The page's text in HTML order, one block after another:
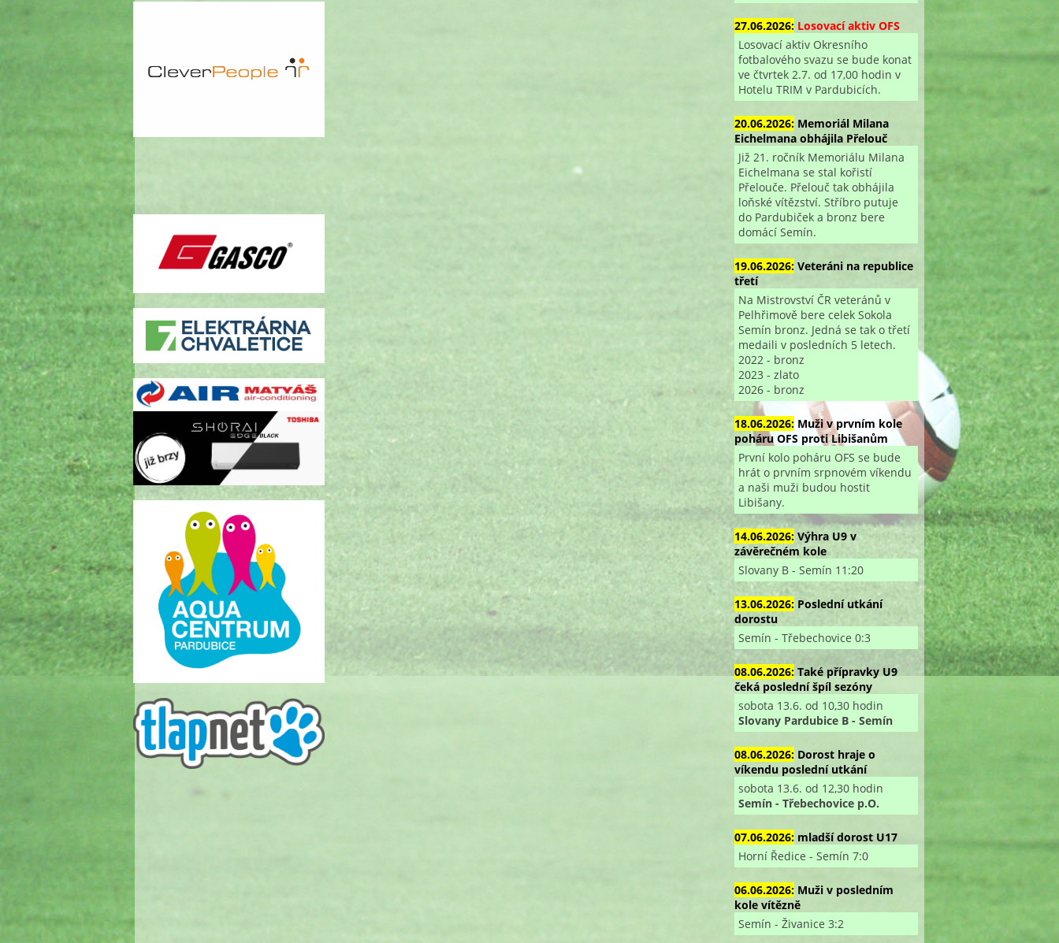
27.06.2026: Losovací aktiv OFS
Losovací aktiv Okresního
fotbalového svazu se bude konat
ve čtvrtek 2.7. od 17,00 hodin v
Hotelu TRIM v Pardubicích.
20.06.2026: Memoriál Milana
Eichelmana obhájila Přelouč
Již 21. ročník Memoriálu Milana
Eichelmana se stal kořistí
Přelouče. Přelouč tak obhájila
loňské vítězství. Stříbro putuje
do Pardubiček a bronz bere
domácí Semín.
19.06.2026: Veteráni na republice
třetí
Na Mistrovství ČR veteránů v
Pelhřimově bere celek Sokola
Semín bronz. Jedná se tak o třetí
medaili v posledních 5 letech.
2022 - bronz
2023 - zlato
2026 - bronz
18.06.2026: Muži v prvním kole
poháru OFS proti Libišanům
První kolo poháru OFS se bude
hrát o prvním srpnovém víkendu
a naši muži budou hostit
Libišany.
14.06.2026: Výhra U9 v
závěrečném kole
Slovany B - Semín 11:20
13.06.2026: Poslední utkání
dorostu
Semín - Třebechovice 0:3
08.06.2026: Také přípravky U9
čeká poslední špíl sezóny
sobota 13.6. od 10,30 hodin
Slovany Pardubice B - Semín
08.06.2026: Dorost hraje o
víkendu poslední utkání
sobota 13.6. od 12,30 hodin
Semín - Třebechovice p.O.
07.06.2026: mladší dorost U17
Horní Ředice - Semín 7:0
06.06.2026: Muži v posledním
kole vítězně
Semín - Živanice 3:2